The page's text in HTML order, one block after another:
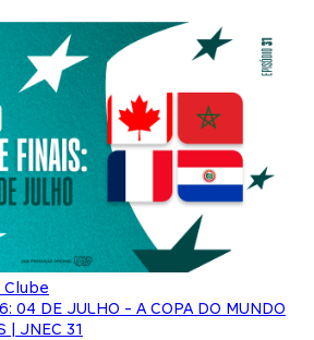
04 DE JULHO - A COPA DO MUNDO
| JNEC 31